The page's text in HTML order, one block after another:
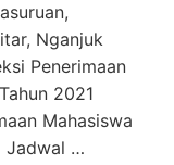
Nganjuk
Penerimaan
2021
Mahasiswa
Jadwal …